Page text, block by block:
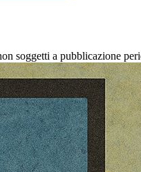
soggetti a pubblicazione